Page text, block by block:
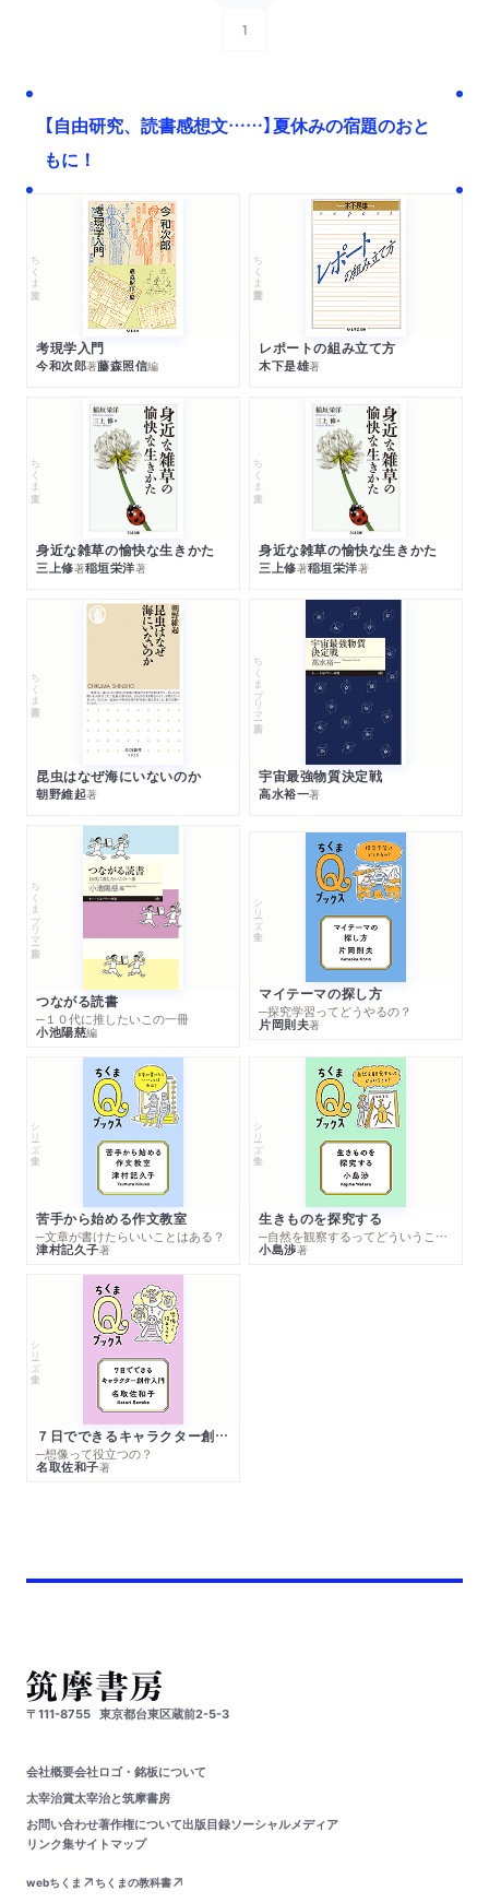
1
【自由研究、読書感想文……】夏休みの宿題のおと
もに！
ちくま文庫
考現学入門
今和次郎著藤森照信編
ちくま学芸文庫
レポートの組み立て方
木下是雄著
ちくま文庫
身近な雑草の愉快な生きかた
三上修著稲垣栄洋著
ちくま文庫
身近な雑草の愉快な生きかた
三上修著稲垣栄洋著
ちくま新書
昆虫はなぜ海にいないのか
朝野維起著
ちくまプリマー新書
宇宙最強物質決定戦
高水裕一著
ちくまプリマー新書
つながる読書
─１０代に推したいこの一冊
小池陽慈編
シリーズ・全集
マイテーマの探し方
─探究学習ってどうやるの？
片岡則夫著
シリーズ・全集
苦手から始める作文教室
─文章が書けたらいいことはある？
津村記久子著
シリーズ・全集
生きものを探究する
─自然を観察するってどういうこと？
小島渉著
シリーズ・全集
７日でできるキャラクター創作入門
─想像って役立つの？
名取佐和子著
〒111-8755 東京都台東区蔵前2-5-3
会社概要会社ロゴ・銘板について
太宰治賞太宰治と筑摩書房
お問い合わせ著作権について出版目録ソーシャルメディア
リンク集サイトマップ
webちくま
ちくまの教科書